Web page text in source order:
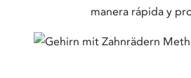
manera rápida y